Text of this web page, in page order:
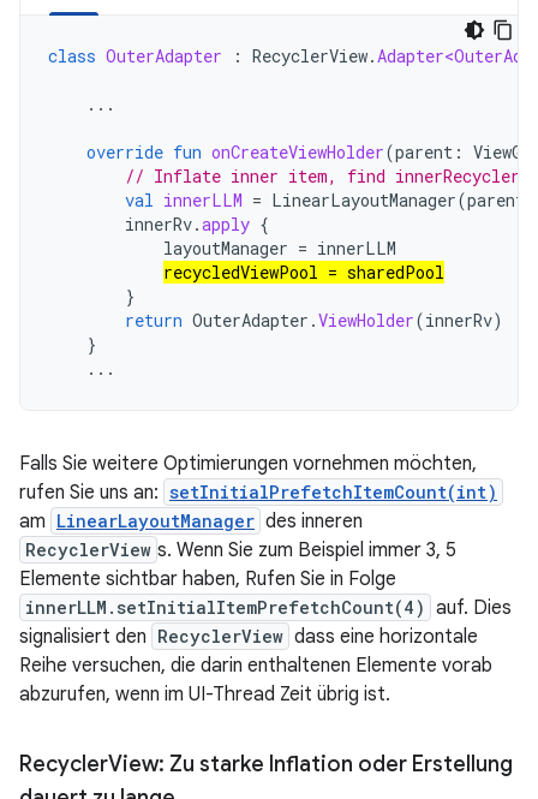
class OuterAdapter : RecyclerView.
...
override fun onCreateViewHolder(parent :
// Inflate inner item, find
val innerLLM = LinearLayoutManager(parent
innerRv.apply {
layoutManager = innerLLM
recycledViewPool = sharedPool
}
return OuterAdapter .ViewHolder(innerRv)
}
...
Falls Sie weitere Optimierungen vornehmen möchten,
rufen Sie uns an: setInitialPrefetchItemCount(int)
am LinearLayoutManager des inneren
RecyclerView s. Wenn Sie zum Beispiel immer 3, 5
Elemente sichtbar haben, Rufen Sie in Folge
innerLLM.setInitialItemPrefetchCount(4) auf. Dies
signalisiert den RecyclerView dass eine horizontale
Reihe versuchen, die darin enthaltenen Elemente vorab
abzurufen, wenn im UI-Thread Zeit übrig ist.
RecyclerView: Zu starke Inflation oder Erstellung